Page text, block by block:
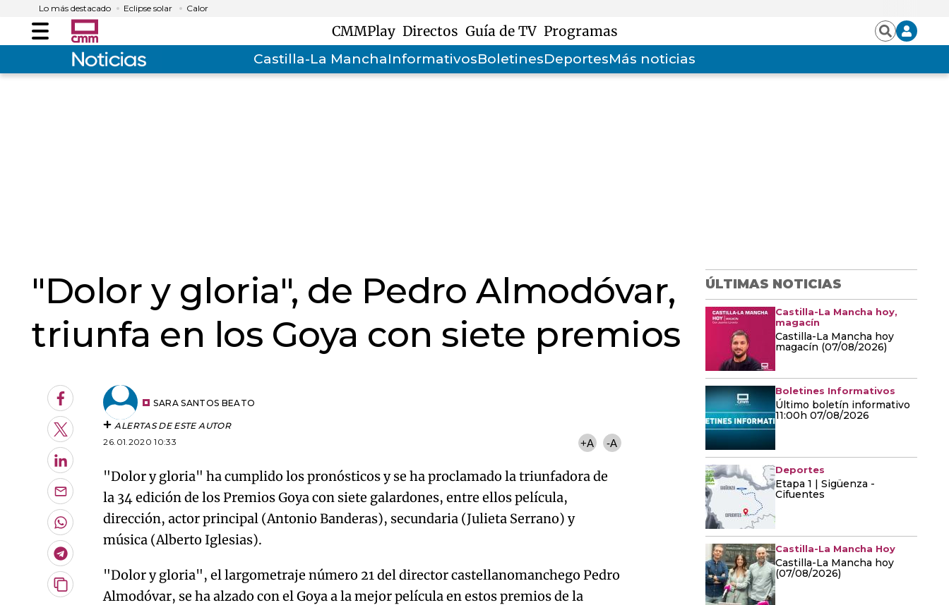
Lo más destacado Eclipse solar Calor
Menú CMMPlay Directos Guía de TV Programas BuscarIniciar
sesión
Castilla-La ManchaInformativosBoletinesDeportesMás noticias
"Dolor y gloria", de Pedro Almodóvar,
triunfa en los Goya con siete premios
Facebook
Twitter
LinkedIn
Enviar
por
Email
Whatsapp
Telegram
Copiar
SARA SANTOS BEATO
ALERTAS DE ESTE AUTOR
26.01.2020 10:33
+A -A
"Dolor y gloria" ha cumplido los pronósticos y se ha proclamado la triunfadora de
la 34 edición de los Premios Goya con siete galardones, entre ellos película,
dirección, actor principal (Antonio Banderas), secundaria (Julieta Serrano) y
música (Alberto Iglesias).
"Dolor y gloria", el largometraje número 21 del director castellanomanchego Pedro
Almodóvar, se ha alzado con el Goya a la mejor película en estos premios de la
ÚLTIMAS NOTICIAS
Castilla-La Mancha hoy,
magacín
Castilla-La Mancha hoy
magacín (07/08/2026)
Boletines Informativos
Último boletín informativo
11:00h 07/08/2026
Deportes
Etapa 1 | Sigüenza -
Cifuentes
Castilla-La Mancha Hoy
Castilla-La Mancha hoy
(07/08/2026)